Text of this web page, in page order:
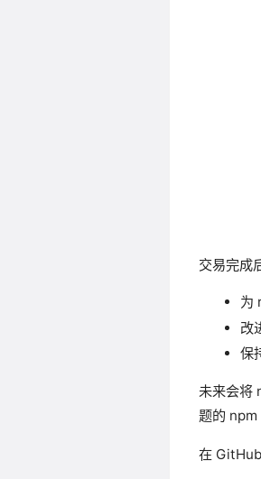
交易完成
为
改
保
未来会将
题的 npm
在 GitHub